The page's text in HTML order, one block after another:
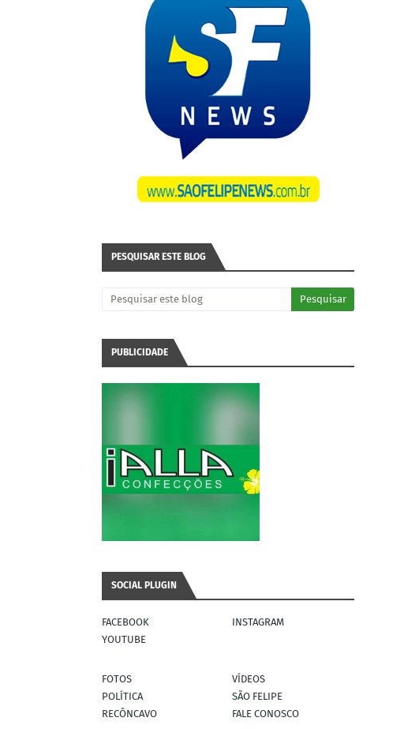
PESQUISAR ESTE BLOG
PUBLICIDADE
SOCIAL PLUGIN
FACEBOOK
INSTAGRAM
YOUTUBE
FOTOS
VÍDEOS
POLÍTICA
SÃO FELIPE
RECÔNCAVO
FALE CONOSCO